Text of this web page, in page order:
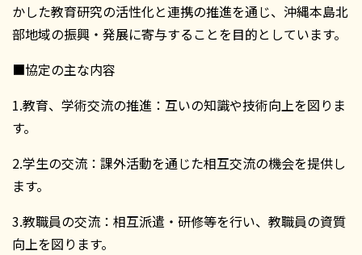
かした教育研究の活性化と連携の推進を通じ、沖縄本島北
部地域の振興・発展に寄与することを目的としています。
■協定の主な内容
1.教育、学術交流の推進：互いの知識や技術向上を図りま
す。
2.学生の交流：課外活動を通じた相互交流の機会を提供し
ます。
3.教職員の交流：相互派遣・研修等を行い、教職員の資質
向上を図ります。